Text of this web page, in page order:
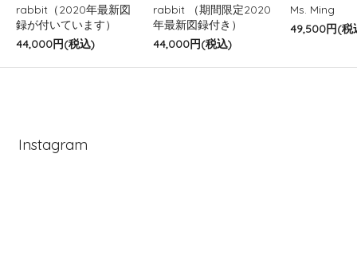
rabbit（2020年最新図
録が付いています）
44,000円(税込)
rabbit （期間限定2020
年最新図録付き）
44,000円(税込)
Ms. Ming
49,500円(税
Instagram